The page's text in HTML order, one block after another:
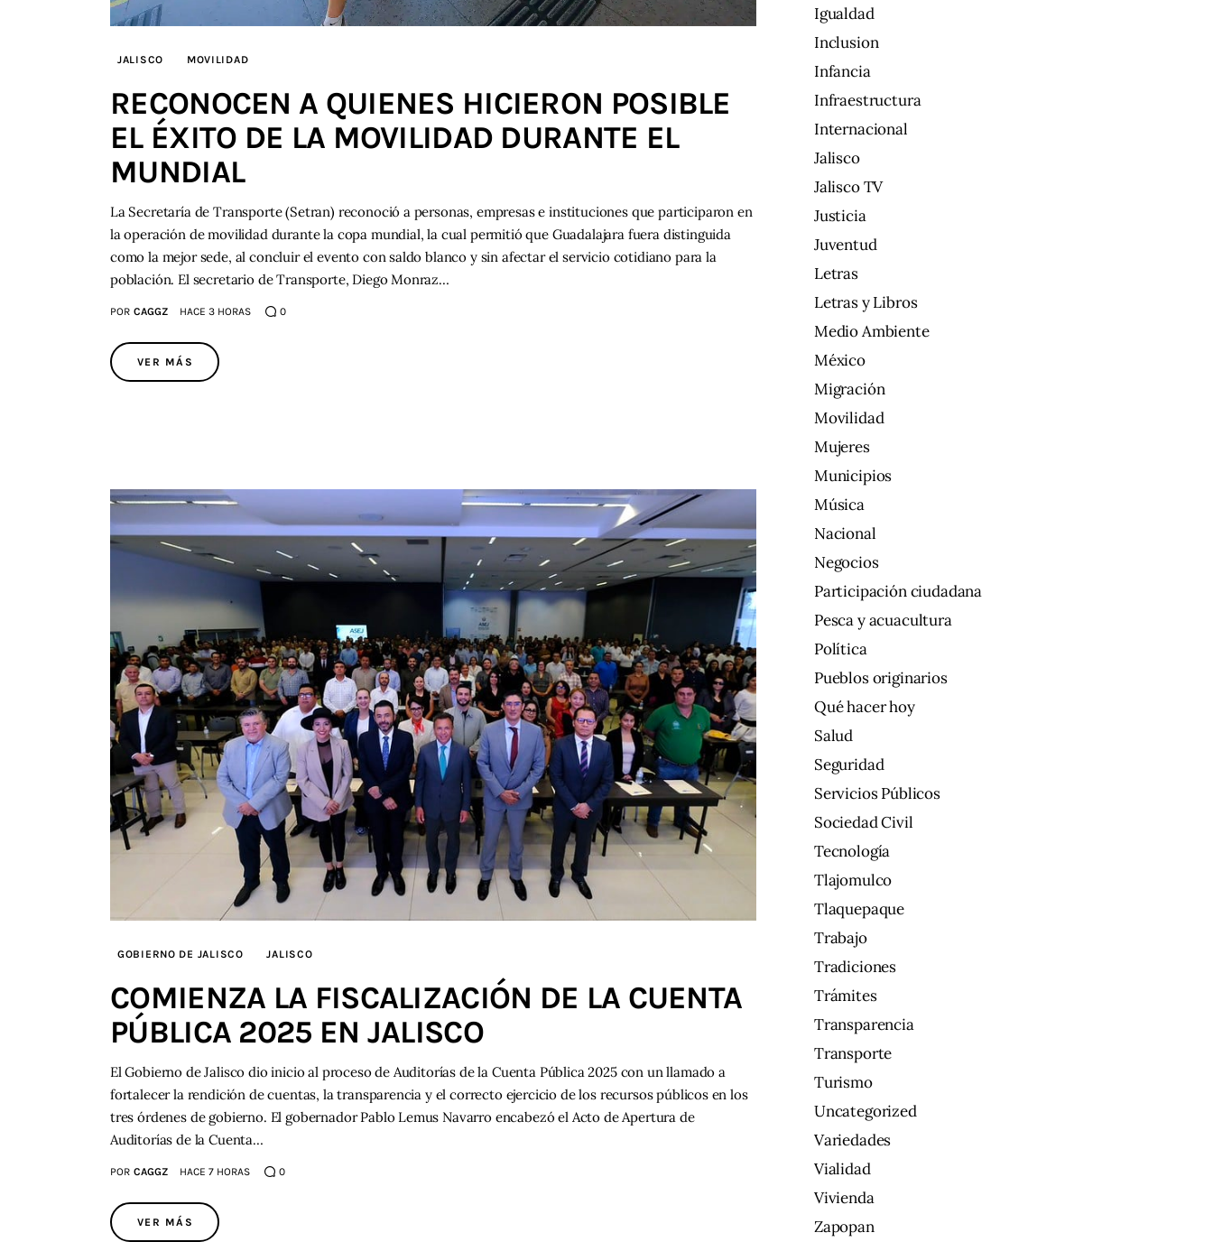
JALISCO MOVILIDAD
RECONOCEN A QUIENES HICIERON POSIBLE
EL ÉXITO DE LA MOVILIDAD DURANTE EL
MUNDIAL
La Secretaría de Transporte (Setran) reconoció a personas, empresas e instituciones que participaron en
la operación de movilidad durante la copa mundial, la cual permitió que Guadalajara fuera distinguida
como la mejor sede, al concluir el evento con saldo blanco y sin afectar el servicio cotidiano para la
población. El secretario de Transporte, Diego Monraz…
POR CAGGZ HACE 3 HORAS 0
VER MÁS
GOBIERNO DE JALISCO JALISCO
COMIENZA LA FISCALIZACIÓN DE LA CUENTA
PÚBLICA 2025 EN JALISCO
El Gobierno de Jalisco dio inicio al proceso de Auditorías de la Cuenta Pública 2025 con un llamado a
fortalecer la rendición de cuentas, la transparencia y el correcto ejercicio de los recursos públicos en los
tres órdenes de gobierno. El gobernador Pablo Lemus Navarro encabezó el Acto de Apertura de
Auditorías de la Cuenta…
POR CAGGZ HACE 7 HORAS 0
VER MÁS
Igualdad
Inclusion
Infancia
Infraestructura
Internacional
Jalisco
Jalisco TV
Justicia
Juventud
Letras
Letras y Libros
Medio Ambiente
México
Migración
Movilidad
Mujeres
Municipios
Música
Nacional
Negocios
Participación ciudadana
Pesca y acuacultura
Política
Pueblos originarios
Qué hacer hoy
Salud
Seguridad
Servicios Públicos
Sociedad Civil
Tecnología
Tlajomulco
Tlaquepaque
Trabajo
Tradiciones
Trámites
Transparencia
Transporte
Turismo
Uncategorized
Variedades
Vialidad
Vivienda
Zapopan